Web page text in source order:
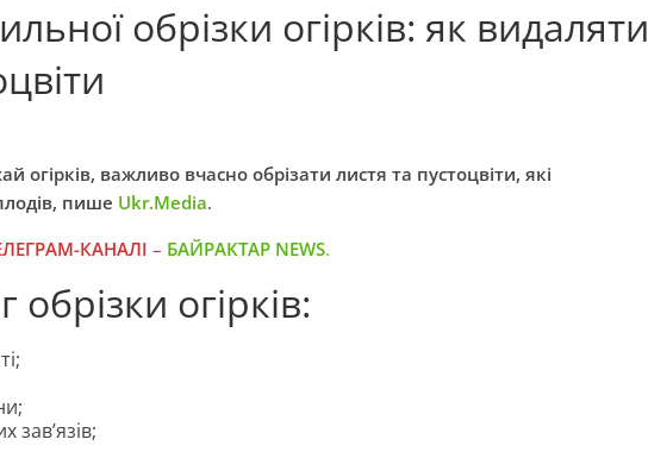
обрізки огірків: як видаляти
важливо вчасно обрізати листя та пустоцвіти, які
пише Ukr.Media.
КАНАЛІ – БАЙРАКТАР NEWS.
огірків:
зав’язів;